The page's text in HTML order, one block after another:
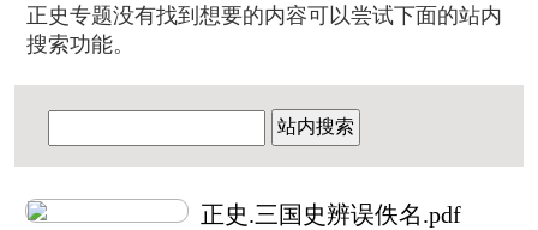
正史专题没有找到想要的内容可以尝试下面的站内
搜索功能。
站内搜索
正史.三国史辨误佚名.pdf